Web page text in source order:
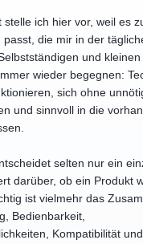
stelle ich hier vor, weil es
die mir in der
und kleinen
wieder begegnen:
sich ohne
und sinnvoll in die
selten nur ein
darüber, ob ein Produkt
ist vielmehr das
Bedienbarkeit,
Kompatibilität